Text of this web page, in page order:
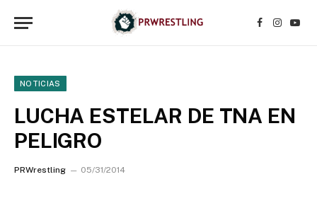
Facebook
NOTICIAS
LUCHA ESTELAR DE TNA EN
PELIGRO
PRWrestling 05/31/2014